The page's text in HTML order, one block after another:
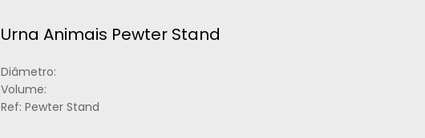
Urna Animais Pewter Stand
Diâmetro:
Volume:
Ref: Pewter Stand